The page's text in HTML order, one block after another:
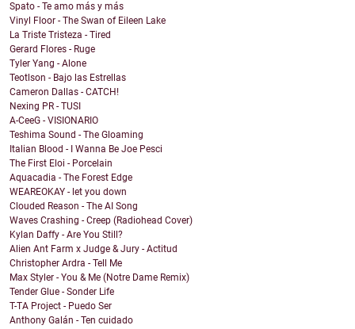
Spato - Te amo más y más
Vinyl Floor - The Swan of Eileen Lake
La Triste Tristeza - Tired
Gerard Flores - Ruge
Tyler Yang - Alone
Teotlson - Bajo las Estrellas
Cameron Dallas - CATCH!
Nexing PR - TUSI
A-CeeG - VISIONARIO
Teshima Sound - The Gloaming
Italian Blood - I Wanna Be Joe Pesci
The First Eloi - Porcelain
Aquacadia - The Forest Edge
WEAREOKAY - let you down
Clouded Reason - The AI Song
Waves Crashing - Creep (Radiohead Cover)
Kylan Daffy - Are You Still?
Alien Ant Farm x Judge & Jury - Actitud
Christopher Ardra - Tell Me
Max Styler - You & Me (Notre Dame Remix)
Tender Glue - Sonder Life
T-TA Project - Puedo Ser
Anthony Galán - Ten cuidado